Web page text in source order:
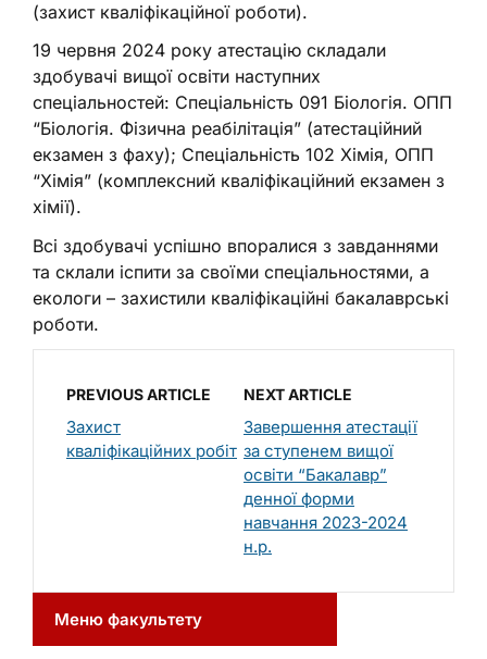
(захист кваліфікаційної роботи).
19 червня 2024 року атестацію складали
здобувачі вищої освіти наступних
спеціальностей: Спеціальність 091 Біологія. ОПП
“Біологія. Фізична реабілітація” (атестаційний
екзамен з фаху); Спеціальність 102 Хімія, ОПП
“Хімія” (комплексний кваліфікаційний екзамен з
хімії).
Всі здобувачі успішно впоралися з завданнями
та склали іспити за своїми спеціальностями, а
екологи – захистили кваліфікаційні бакалаврські
роботи.
PREVIOUS ARTICLE
Захист
кваліфікаційних робіт
NEXT ARTICLE
Завершення атестації
за ступенем вищої
освіти “Бакалавр”
денної форми
навчання 2023-2024
н.р.
Меню факультету